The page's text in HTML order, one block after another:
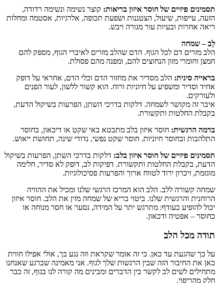
תסמינים פיזיים של חוסר איזון בריאות: קוצר נשימה ונשימה רדודה,
הזעה, עייפות, שיעול, הצטננות ושפעת תכופה, אלרגיות, אסטמה ומחלות
ריאה אחרות ובעיות עור מגורה ויבש.
לֵב – שמחה
הלב מזרים דם לכל הגוף. הדם שהלב מזרים לאיברי הגוף, מספק להם
חמצן וחומרי מזון הנחוצים להם, ומפנה מהם פסולת.
בראייה סינית: הלב מסדיר את מחזור הדם וכלי הדם, אחראי על דופק
אחיד וסדיר ומשפיע על חיוניות ורוח. הוא קשור ללשון, לעור הפנים
ולעורקים.
איבר זה מקושר לשמחה. דלקות בדרכי השתן, הפרעות בשיקול הדעת,
בקבלת החלטות ותקשורת.
ברמה הרגשית: חוסר איזון בלב מתבטא באי שקט או דיכאון, בחוסר
התלהבות ובחוסר חיוניות. חוסר שקט נפשי, נדודי שינה, תחושת ייאוש.
תסמינים פיזיים של חוסר איזון בלב: דלקות בדרכי השתן, הפרעות בשיקול
הדעת, בקבלת החלטות ותקשורת. דפיקות לב, דופק לא סדיר, חלימה
מוגזמת, זיכרון ירוד לטווח ארוך והפרעות פסיכולוגיות.
שמחה קשורה ללב. הלב הוא המרכז הרגשי שלנו ומכיל את ההוויה
הרוחנית והרגשית שלנו. ביטוי בריא של שמחה מזין את הלב. חוסר איזון
יכול להופיע כעודף: מתרגש יתר על המידה, נסער או חסר מנוחה או
כחוסר – אפטיה ודכאון.
תודה מכל הלב
על כך שהגעת עד כאן. כי זה אומר שקראת וזה נגע בך, אולי אפילו חווית
כאן את החיבור הזה שבין הרגשות שלך לגוף. אני מאמינה שברגע שאנחנו
מתחילים לשים לב לקשר בין הדברים ומבינים מה קורה לנו בגוף, זה כבר
חלק מהריפוי.